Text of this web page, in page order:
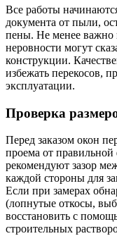
Все работы
документа от пыли,
пены. Не менее важно
неровности могут
конструкции.
избежать перекосов,
эксплуатации.
Проверка
Перед заказом окон
проема от
рекомендуют зазор
каждой стороны для
Если при замерах
(лопнутые откосы,
восстановить с
строительных